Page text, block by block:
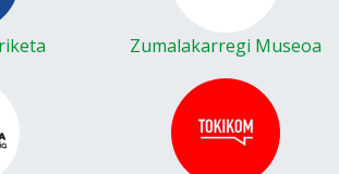
Zumalakarregi Museoa